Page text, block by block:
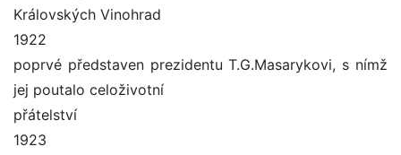
Královských Vinohrad
1922
poprvé představen prezidentu T.G.Masarykovi, s nímž
jej poutalo celoživotní
přátelství
1923